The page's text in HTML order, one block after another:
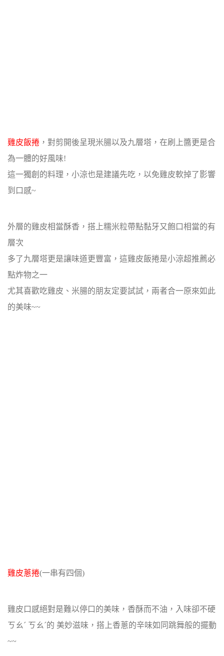
雞皮飯捲 ，對剪開後呈現米腸以及九層塔，在刷上醬更是合
為一體的好風味!
這一獨創的料理，小涼也是建議先吃，以免雞皮軟掉了影響
到口感~
外層的雞皮相當酥香，搭上糯米粒帶點黏牙又飽口相當的有
層次
多了九層塔更是讓味道更豐富，這雞皮飯捲是小涼超推薦必
點炸物之一
尤其喜歡吃雞皮、米腸的朋友定要試試，兩者合一原來如此
的美味~~
雞皮蔥捲(一串有四個)
雞皮口感絕對是難以停口的美味，香酥而不油，入味卻不硬
ㄎㄠˊ ㄎㄠˊ的 美妙滋味，搭上香蔥的辛味如同跳舞般的擺動
~~